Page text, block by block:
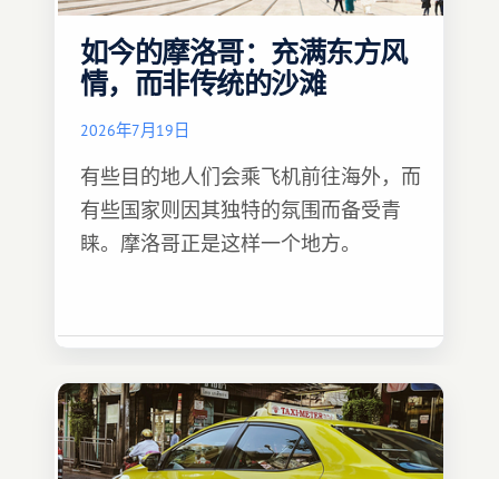
如今的摩洛哥：充满东方风
情，而非传统的沙滩
2026年7月19日
有些目的地人们会乘飞机前往海外，而
有些国家则因其独特的氛围而备受青
睐。摩洛哥正是这样一个地方。